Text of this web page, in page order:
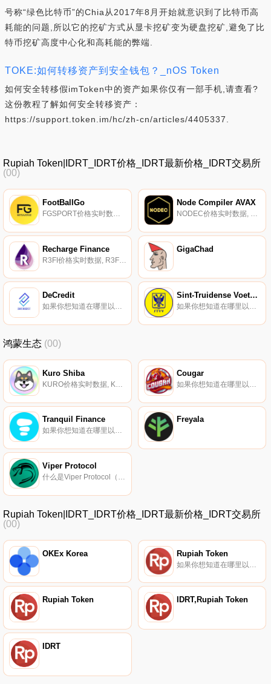
号称“绿色比特币”的Chia从2017年8月开始就意识到了比特币高
耗能的问题,所以它的挖矿方式从显卡挖矿变为硬盘挖矿,避免了比
特币挖矿高度中心化和高耗能的弊端.
TOKE:如何转移资产到安全钱包？_nOS Token
如何安全转移假imToken中的资产如果你仅有一部手机,请查看?
这份教程了解如何安全转移资产：
https://support.token.im/hc/zh-cn/articles/4405337.
Rupiah Token|IDRT_IDRT价格_IDRT最新价格_IDRT交易所
(00)
FootBallGo
FGSPORT价格实时数据FootBallGo是建立在区块链技术基础上的金融生态系统。他们为用户提供了通过足球主题视频游戏从“玩到赚”机制中获利的机会.
Node Compiler AVAX
NODEC价格实时数据, Node Compiler AVAX（Nodec）,是为了创造强大的效用而开发的,可以将多个被动收入的力量整合为一个单一的代币。随着最近的市场状况,人们通过节点项目寻找被动稳定收入的人气变得高涨,其人气呈指数级爆炸式增长.
Recharge Finance
R3FI价格实时数据, R3FI的工作原理是对每笔交易收取5%的费用,并立即将该费用分摊给代币的所有持有人。持有人无需持有股份或等待费用交付。费用由智能合约授予,并立即反映在持有人余额中。在那里；s没有机会因袭击而损失资金,也没有汽油费；收获”；您的奖励.
GigaChad
DeCredit
如果你想知道在哪里以当前价格购买DeCredit,目前交易{DeCredit]股票的顶级加密货币交易所是BitMart。您可以在我们的加密货币交易所页面上找到其他列表。DeCredit致力于用Credit Oracle协议支持Web3.
Sint-Truidense Voetbalvereniging Fan Token
如果你想知道在哪里以当前价格购买Sint-Truidense Voetbalvereniging Fan Token,目前交易{Sint-Truidense Voetbalvereniging Fan Token]股票的顶级加密货币交易所是Chiliz.
鸿蒙生态 (00)
Kuro Shiba Cougar
Tranquil Finance
如果你想知道在哪里以当前价格购买Tranquil Finance,目前交易{Tranquil Finance]股票的顶级加密货币交易所是SushiSwap（Harmony）、{Tranquil Finance｝和ViperSwap。您可以在我们的加密货币交易所页面上找到其他列表.
Freyala
Viper Protocol
什么是Viper Protocol（VIPER）？Viper Protocol是一种基于Harmony区块链的跨链多产品DeFi协议.
Rupiah Token|IDRT_IDRT价格_IDRT最新价格_IDRT交易所
(00)
OKEx Korea Rupiah Token
Rupiah Token IDRT,Rupiah Token
IDRT